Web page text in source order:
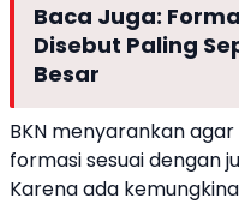
Baca Juga:
Disebut Paling
Besar
BKN menyarankan agar
formasi sesuai dengan
Karena ada